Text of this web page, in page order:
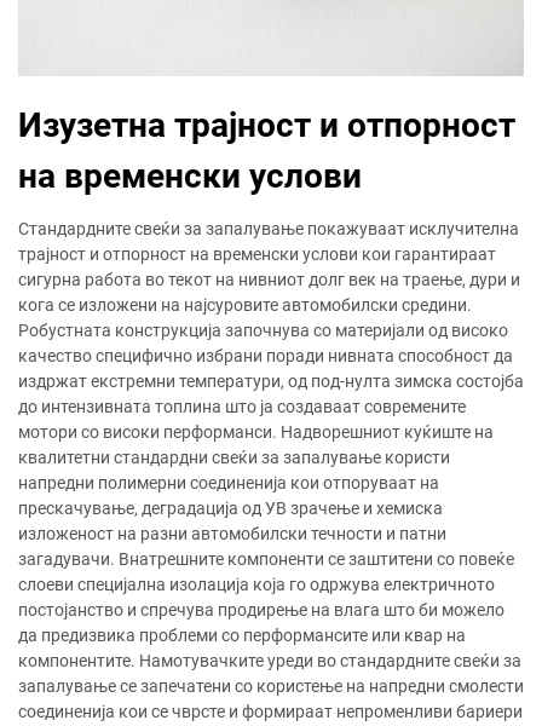
Изузетна трајност и отпорност
на временски услови
Стандардните свеќи за запалување покажуваат исклучителна
трајност и отпорност на временски услови кои гарантираат
сигурна работа во текот на нивниот долг век на траење, дури и
кога се изложени на најсуровите автомобилски средини.
Робустната конструкција започнува со материјали од високо
качество специфично избрани поради нивната способност да
издржат екстремни температури, од под-нулта зимска состојба
до интензивната топлина што ја создаваат современите
мотори со високи перформанси. Надворешниот куќиште на
квалитетни стандардни свеќи за запалување користи
напредни полимерни соединенија кои отпоруваат на
прескачување, деградација од УВ зрачење и хемиска
изложеност на разни автомобилски течности и патни
загадувачи. Внатрешните компоненти се заштитени со повеќе
слоеви специјална изолација која го одржува електричното
постојанство и спречува продирење на влага што би можело
да предизвика проблеми со перформансите или квар на
компонентите. Намотувачките уреди во стандардните свеќи за
запалување се запечатени со користење на напредни смолести
соединенија кои се чврсте и формираат непроменливи бариери